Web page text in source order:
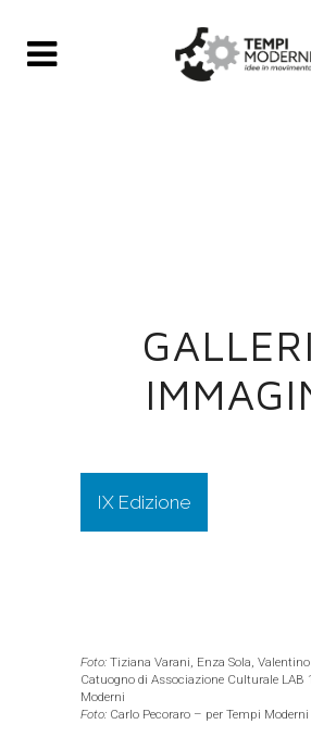
IX Edizione
Foto: Tiziana Varani, Enza Sola,
Catuogno di Associazione Culturale LAB
Moderni
Foto: Carlo Pecoraro – per Tempi Moderni